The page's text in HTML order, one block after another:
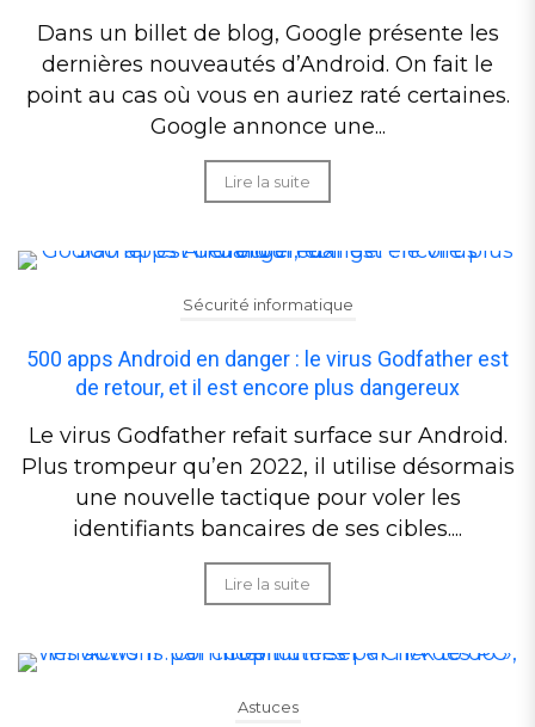
Dans un billet de blog, Google présente les
dernières nouveautés d’Android. On fait le
point au cas où vous en auriez raté certaines.
Google annonce une...
Lire la suite
Sécurité informatique
500 apps Android en danger : le virus Godfather est
de retour, et il est encore plus dangereux
Le virus Godfather refait surface sur Android.
Plus trompeur qu’en 2022, il utilise désormais
une nouvelle tactique pour voler les
identifiants bancaires de ses cibles....
Lire la suite
Astuces